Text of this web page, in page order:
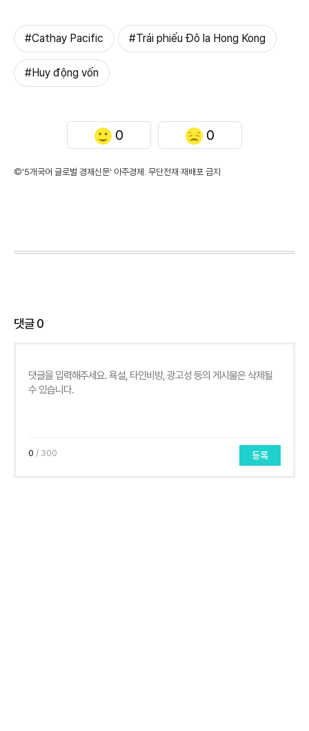
#Cathay Pacific #Trái phiếu Đô la Hong Kong
#Huy động vốn
0 0
©'5개국어 글로벌 경제신문' 아주경제. 무단전재·재배포 금지
댓글0
0 / 300 등록